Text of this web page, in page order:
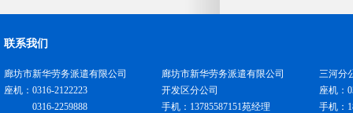
联系我们
廊坊市新华劳务派遣有限公司
座机：0316-2122223
0316-2259888
廊坊市新华劳务派遣有限公司
开发区分公司
手机：13785587151苑经理
三河分
座机：
手机：